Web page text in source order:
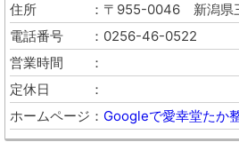
住所
〒955-0046 新潟県
電話番号
0256-46-0522
営業時間
定休日
ホームページ
Googleで愛幸堂たか